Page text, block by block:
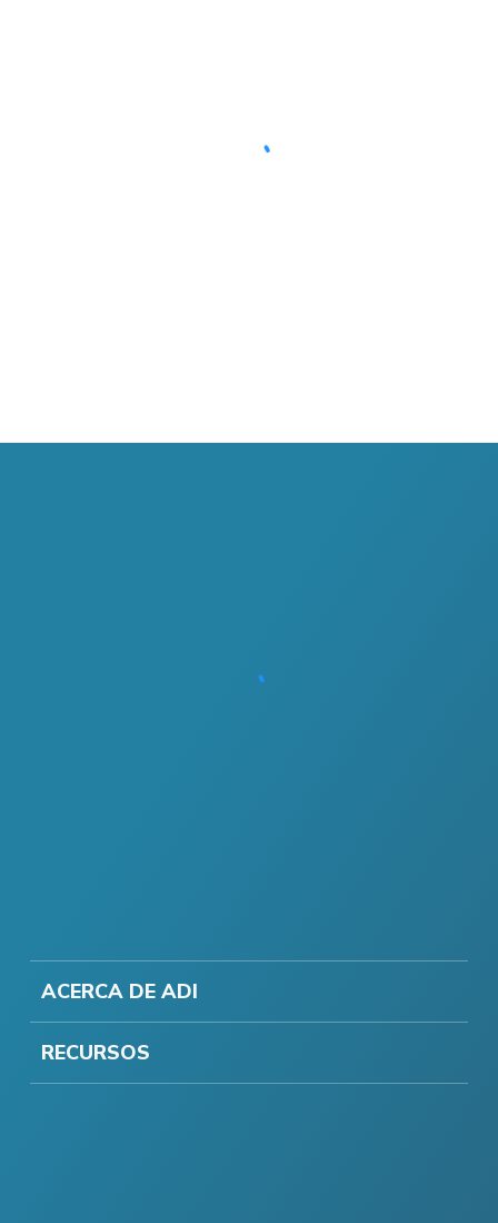
ACERCA DE ADI
RECURSOS